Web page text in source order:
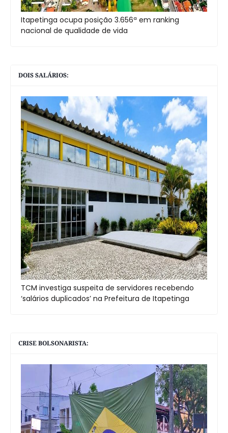
Itapetinga ocupa posição 3.656ª em ranking
nacional de qualidade de vida
DOIS SALÁRIOS:
TCM investiga suspeita de servidores recebendo
‘salários duplicados’ na Prefeitura de Itapetinga
CRISE BOLSONARISTA: